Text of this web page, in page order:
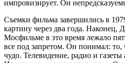
импровизирует. Он
Съемки фильма завершились в
картину через два года. Наконец,
Мосфильме в это время лежало
все под запретом. Он понимал:
чудо. Телевидение, радио и газеты